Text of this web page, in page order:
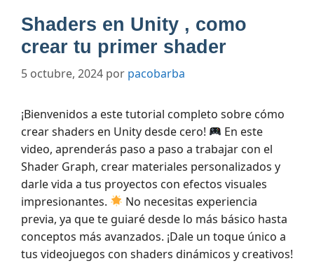
Shaders en Unity , como
crear tu primer shader
5 octubre, 2024 por pacobarba
¡Bienvenidos a este tutorial completo sobre cómo
crear shaders en Unity desde cero!
En este
video, aprenderás paso a paso a trabajar con el
Shader Graph, crear materiales personalizados y
darle vida a tus proyectos con efectos visuales
impresionantes.
No necesitas experiencia
previa, ya que te guiaré desde lo más básico hasta
conceptos más avanzados. ¡Dale un toque único a
tus videojuegos con shaders dinámicos y creativos!